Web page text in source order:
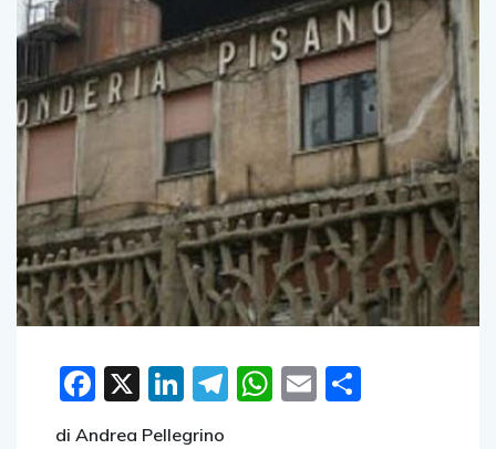
Facebook
X LinkedIn
Telegram
WhatsApp
Email
di Andrea Pellegrino